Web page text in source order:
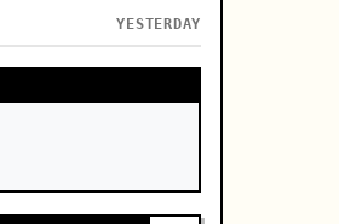
YESTERDAY